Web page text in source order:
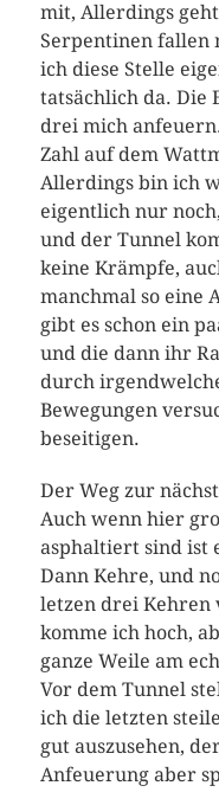
mit, Allerdings
Serpentinen fallen
ich diese Stelle
tatsächlich da. Die
drei mich
Zahl auf dem
Allerdings bin ich
eigentlich nur
und der Tunnel
keine Krämpfe,
manchmal so eine
gibt es schon ein
und die dann ihr
durch
Bewegungen
beseitigen.
Der Weg zur
Auch wenn hier
asphaltiert sind ist
Dann Kehre, und
letzen drei Kehren
komme ich hoch,
ganze Weile am
Vor dem Tunnel
ich die letzten
gut auszusehen,
Anfeuerung aber